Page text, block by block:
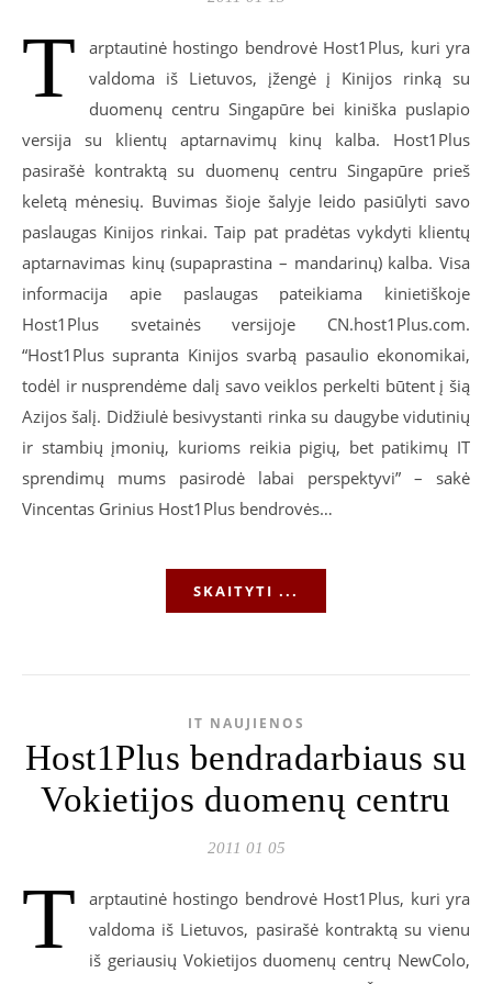
T
arptautinė hostingo bendrovė Host1Plus, kuri yra
valdoma iš Lietuvos, įžengė į Kinijos rinką su
duomenų centru Singapūre bei kiniška puslapio
versija su klientų aptarnavimų kinų kalba. Host1Plus
pasirašė kontraktą su duomenų centru Singapūre prieš
keletą mėnesių. Buvimas šioje šalyje leido pasiūlyti savo
paslaugas Kinijos rinkai. Taip pat pradėtas vykdyti klientų
aptarnavimas kinų (supaprastina – mandarinų) kalba. Visa
informacija apie paslaugas pateikiama kinietiškoje
Host1Plus svetainės versijoje CN.host1Plus.com.
“Host1Plus supranta Kinijos svarbą pasaulio ekonomikai,
todėl ir nusprendėme dalį savo veiklos perkelti būtent į šią
Azijos šalį. Didžiulė besivystanti rinka su daugybe vidutinių
ir stambių įmonių, kurioms reikia pigių, bet patikimų IT
sprendimų mums pasirodė labai perspektyvi” – sakė
Vincentas Grinius Host1Plus bendrovės…
SKAITYTI ...
IT NAUJIENOS
Host1Plus bendradarbiaus su
Vokietijos duomenų centru
2011 01 05
T
arptautinė hostingo bendrovė Host1Plus, kuri yra
valdoma iš Lietuvos, pasirašė kontraktą su vienu
iš geriausių Vokietijos duomenų centrų NewColo,